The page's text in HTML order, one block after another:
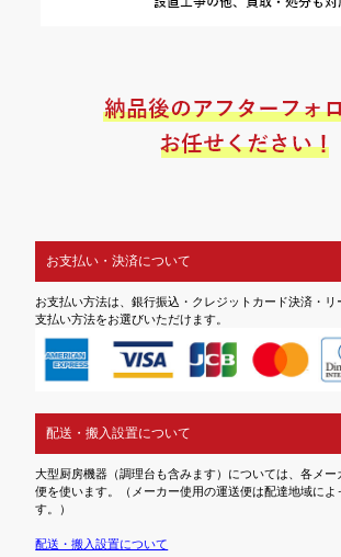
お支払い・決済について
お支払い方法は、銀行振込・クレジットカード決済・
支払い方法をお選びいただけます。
配送・搬入設置について
大型厨房機器（調理台も含みます）については、各メー
便を使います。（メーカー使用の運送便は配達地域によ
す。）
配送・搬入設置について